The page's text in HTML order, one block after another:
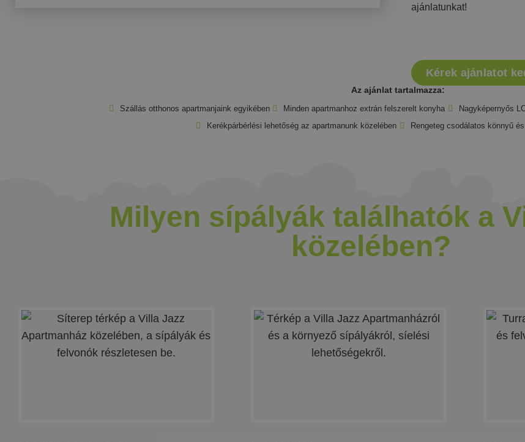
ajánlatunkat!
Kérek ajánlatot
Az ajánlat tartalmazza:
Szállás otthonos apartmanjaink egyikében Minden apartmanhoz extrán felszerelt konyha Nagyképernyős
Kerékpárbérlési lehetőség az apartmanunk közelében
Rengeteg csodálatos könnyű
Milyen sípályák találhatók a
közelében?